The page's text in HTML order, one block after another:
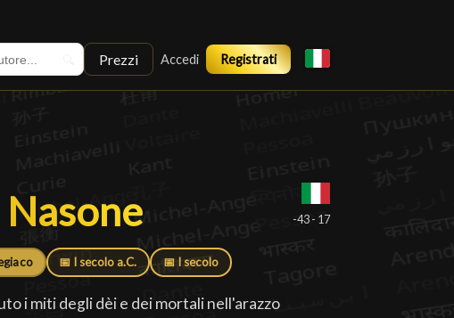
Prezzi Accedi Registrati
-43 - 17
📅 I secolo a.C. 📅 I secolo
i miti degli dèi e dei mortali nell'arazzo